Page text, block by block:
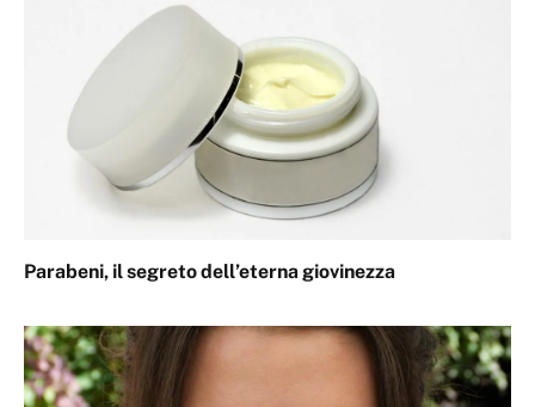
Parabeni, il segreto dell’eterna giovinezza